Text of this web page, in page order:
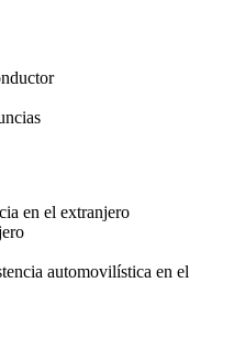
en el extranjero
automovilística en el